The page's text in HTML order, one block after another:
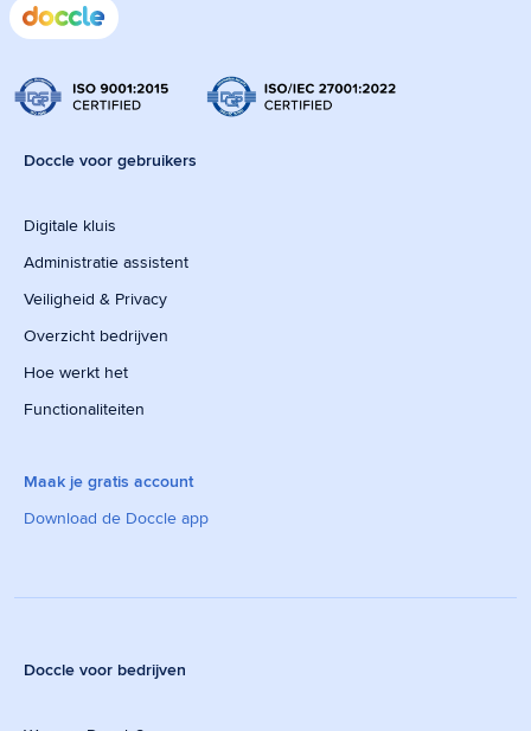
Doccle voor gebruikers
Digitale kluis
Administratie assistent
Veiligheid & Privacy
Overzicht bedrijven
Hoe werkt het
Functionaliteiten
Maak je gratis account
Download de Doccle app
Doccle voor bedrijven